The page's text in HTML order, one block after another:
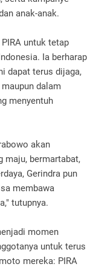
anak-anak.
untuk tetap
Ia berharap
dapat terus dijaga,
dalam
menyentuh
akan
maju, bermartabat,
Gerindra pun
membawa
tutupnya.
momen
untuk terus
mereka: PIRA